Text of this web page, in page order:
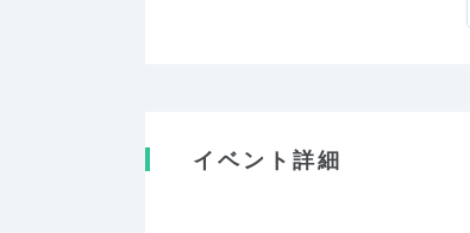
イベント詳細